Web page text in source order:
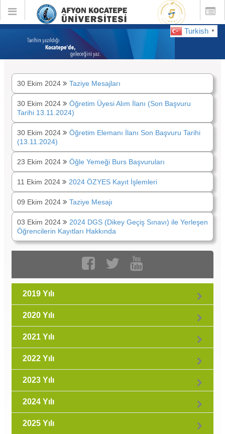
Toggle
global
Toggle
Turkish ▼
Ekim 2024
30 Ekim 2024 Taziye Mesajları
30 Ekim 2024
Öğretim Üyesi Alım İlanı (Son Başvuru
Tarihi 13.11.2024)
30 Ekim 2024
Öğretim Elemanı İlanı Son Başvuru Tarihi
(13.11.2024)
23 Ekim 2024 Öğle Yemeği Burs Başvuruları
11 Ekim 2024 2024 ÖZYES Kayıt İşlemleri
09 Ekim 2024 Taziye Mesajı
03 Ekim 2024
2024 DGS (Dikey Geçiş Sınavı) ile Yerleşen
Öğrencilerin Kayıtları Hakkında
2019 Yılı
2020 Yılı
2021 Yılı
2022 Yılı
2023 Yılı
2024 Yılı
2025 Yılı